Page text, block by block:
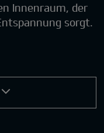
Innenraum, der
sorgt.